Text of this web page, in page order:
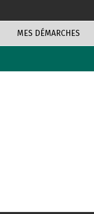
MES DÉMARCHES